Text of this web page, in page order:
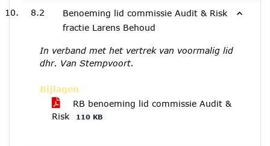
8.2
Benoeming lid commissie Audit & Risk
fractie Larens Behoud
In verband met het vertrek van voormalig lid
dhr. Van Stempvoort.
Bijlagen
RB benoeming lid commissie Audit &
Risk
110 KB